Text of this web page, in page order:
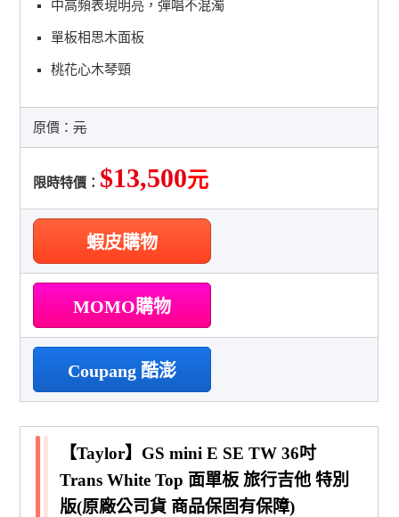
中高頻表現明亮，彈唱不混濁
單板相思木面板
桃花心木琴頸
原價：元
限時特價： $13,500元
蝦皮購物
MOMO購物
Coupang 酷澎
【Taylor】GS mini E SE TW 36吋
Trans White Top 面單板 旅行吉他 特別
版(原廠公司貨 商品保固有保障)